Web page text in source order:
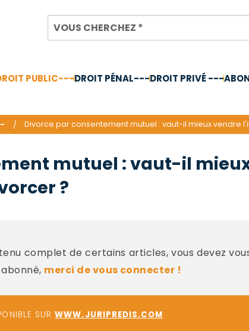
PUBLIC---DROIT PÉNAL---DROIT PRIVÉ ---
Divorce par consentement mutuel : vaut-il mieux vendre
mutuel : vaut-il
?
complet de certains articles, vous devez
merci de vous connecter !
SURWWW.JURIPREDIS.COM